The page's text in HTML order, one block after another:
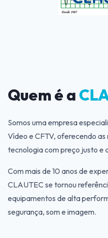
Quem é a
Somos uma empresa
Vídeo e CFTV, oferecendo as
tecnologia com preço justo e
Com mais de 10 anos de
CLAUTEC se tornou
equipamentos de alta
segurança, som e imagem.